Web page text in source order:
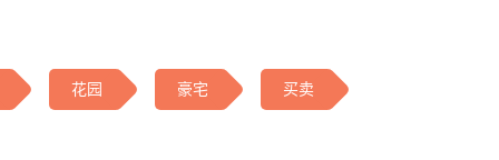
花园 豪宅 买卖